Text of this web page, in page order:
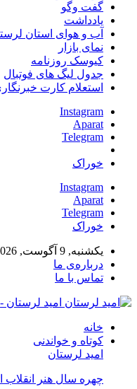
گفت وگو
یادداشت
آب و هوای استان
نمای بازار
کیوسک روزنامه
جدول لیگ های فوتبال
استعلام کارت
Instagram
Aparat
Telegram
خوراک
Instagram
Aparat
Telegram
خوراک
یکشنبه, 9 آگوست, 2026
درباره‌ی ما
تماس با ما
امید لرستان -
خانه
کوتاه و خواندنی
امید لرستان
چهره سال هنر